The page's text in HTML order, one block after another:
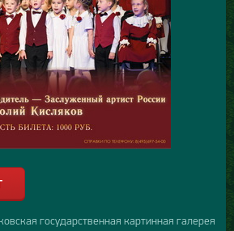
государственная картинная галерея